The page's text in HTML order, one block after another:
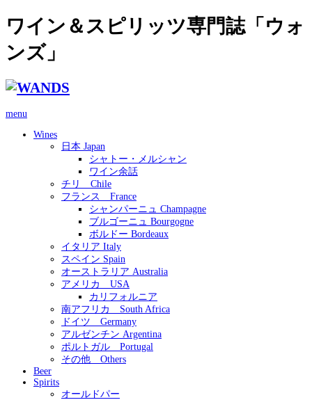
ワイン＆スピリッツ専門誌「ウォ
ンズ」
menu
Wines
日本 Japan
シャトー・メルシャン
ワイン余話
チリ Chile
フランス France
シャンパーニュ Champagne
ブルゴーニュ Bourgogne
ボルドー Bordeaux
イタリア Italy
スペイン Spain
オーストラリア Australia
アメリカ USA
カリフォルニア
南アフリカ South Africa
ドイツ Germany
アルゼンチン Argentina
ポルトガル Portugal
その他 Others
Beer
Spirits
オールドパー